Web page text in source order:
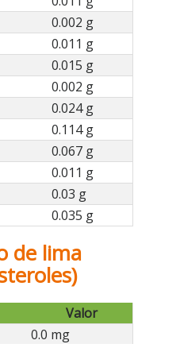
0.002 g
0.011 g
0.015 g
0.002 g
0.024 g
0.114 g
0.067 g
0.011 g
0.03 g
0.035 g
de lima
Valor
0.0 mg